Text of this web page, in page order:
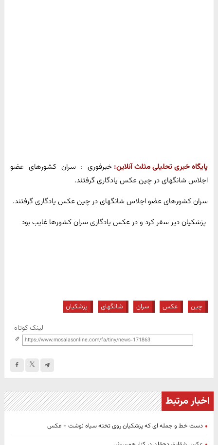
پایگاه خبری تحلیلی مثلث آنلاین: خبرفوری : سران کشورهای عضو
اجلاس شانگهای در چین عکس یادگاری گرفتند.
سران کشورهای عضو اجلاس شانگهای در چین عکس یادگاری گرفتند.
پزشکیان دیر سفر کرد و در عکس یادگاری سران کشورها غایب بود
چین عکس سران شانگهای پزشکیان
لینک کوتاه
اخبار مرتبط
دست خط و جمله ای که پزشکیان روی تخته سیاه نوشت + عکس